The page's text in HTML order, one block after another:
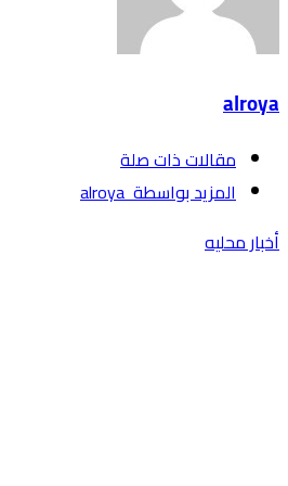
alroya
‫مقالات ذات صلة‬
‫‫المزيد بواسطة‬ ‬ alroya
أخبار محليه